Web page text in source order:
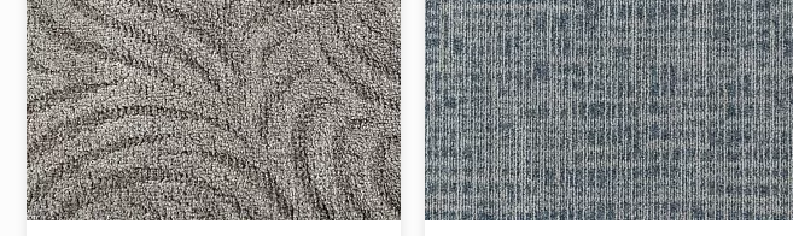
Место доставки
Правила
Начало второго (и последующих) ряда: